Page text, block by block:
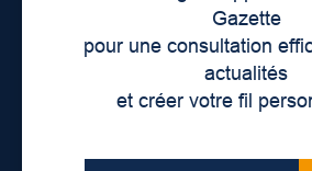
Gazette
pour une consultation
actualités
et créer votre fil
Devenir partenaire
Lieux de distribution
Nous joindre